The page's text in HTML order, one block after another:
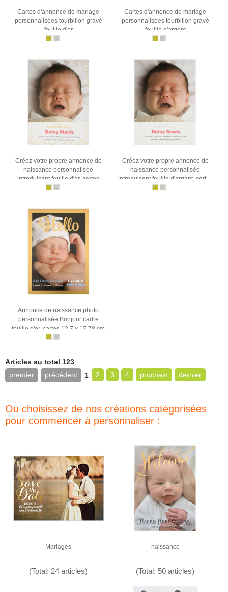
Cartes d'annonce de mariage
personnalisées tourbillon gravé
feuille d'or
Cartes d'annonce de mariage
personnalisées tourbillon gravé
feuille d'argent
Créez votre propre annonce de
naissance personnalisée
introduisant feuille d'or, cartes
d'invitation 12,7 x 17,78 cm
Créez votre propre annonce de
naissance personnalisée
introduisant feuille d'argent, cartes
d'invitation 12,7 x 17,78 cm
Annonce de naissance photo
personnalisée Bonjour cadre
feuille d'or, cartes 12,7 x 17,78 cm
Articles au total 123
premier
précédent 1 2 3 4 prochain dernier
Ou choisissez de nos créations catégorisées
pour commencer à personnaliser :
Mariages
(Total: 24 articles)
naissance
(Total: 50 articles)